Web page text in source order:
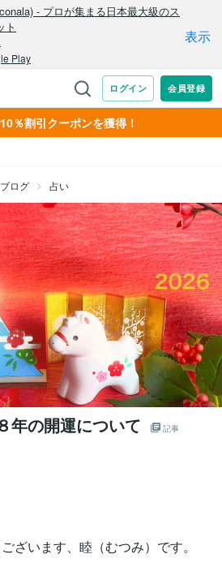
％割引クーポンを獲得！
ブログ 占い
年の開運について 記事
ざいます、睦（むつみ）です。